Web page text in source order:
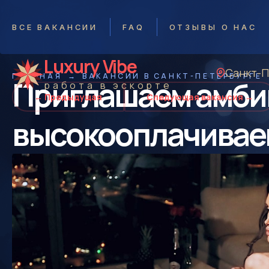
ВСЕ ВАКАНСИИ FAQ ОТЗЫВЫ О НАС
Luxury Vibe
работа в эскорте
Санкт-
ГЛАВНАЯ ВАКАНСИИ В САНКТ-ПЕТЕРБУРГЕ
← Предыдущая Следующая вакансия →
Приглашаем